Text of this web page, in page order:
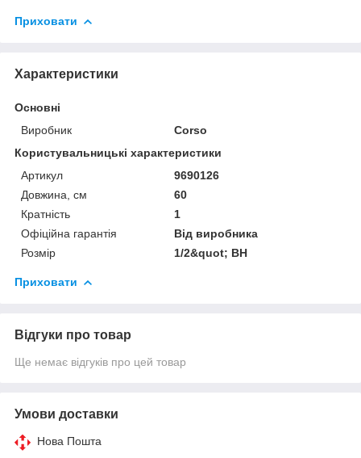
Приховати
Характеристики
Основні
Виробник
Corso
Користувальницькі характеристики
Артикул
9690126
Довжина, см
60
Кратність
1
Офіційна гарантія
Від виробника
Розмір
1/2&quot; ВН
Приховати
Відгуки про товар
Ще немає відгуків про цей товар
Умови доставки
Нова Пошта